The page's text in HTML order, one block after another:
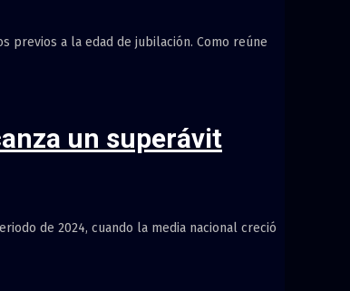
previos a la edad de jubilación. Como reúne
un superávit
de 2024, cuando la media nacional creció